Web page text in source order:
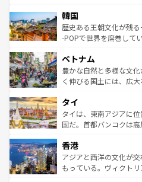
ワイを、存分に味わってほしい。 なお、新
はコンテンツ一覧を参
いる。アクティビティも
ビング、ハイキングな
い。オーストラリアの
参照してほしい。
ン）、静ひつな山岳地帯
と山間の静けさが共存
驚きをもたらしてくれ
容にもいいと評判のスイ
が味わえる。 な
照してほしい。
韓国
歴史ある王朝文化が残
-POPで世界を席巻して
き、地方に足を延ばせば
できる。そして、キム
まで、さまざまな韓国
リティに包まれながら、
わって
覧を参照してほしい。
ベトナム
豊かな自然と多様な文
く伸びる国土には、広
急速な発展と共に伝統が
ーチミン市のフランス
醸し出している。また
とつ。フォーやバインミ
ひ現地で味わいたい。
が旅行者を迎えてくれ
タイ
タイは、東南アジアに
国だ。首都バンコクは
の活気が交差している。
帯で自然と触れ合い、
いビーチでリゾート気
香港
アジアと西洋の文化が
もっている。ヴィクト